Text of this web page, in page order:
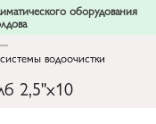
оборудования
водоочистки
2,5"х10